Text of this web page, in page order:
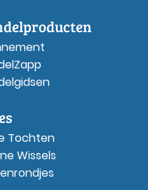
Tochten
Wissels